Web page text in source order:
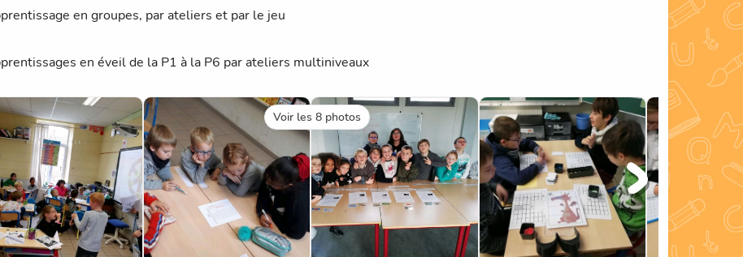
en groupes, par ateliers et par le jeu
en éveil de la P1 à la P6 par ateliers multiniveaux
Voir les 8 photos